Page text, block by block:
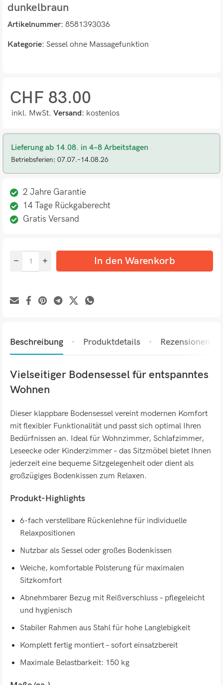
dunkelbraun
Artikelnummer: 8581393036
Kategorie: Sessel ohne Massagefunktion
CHF 83.00
inkl. MwSt. Versand: kostenlos
Lieferung ab 14.08. in 4–8 Arbeitstagen
Betriebsferien: 07.07.–14.08.26
2 Jahre Garantie
14 Tage Rückgaberecht
Gratis Versand
In den Warenkorb
Beschreibung Produktdetails Rezensionen (0)
Vielseitiger Bodensessel für entspanntes
Wohnen
Dieser klappbare Bodensessel vereint modernen Komfort
mit flexibler Funktionalität und passt sich optimal Ihren
Bedürfnissen an. Ideal für Wohnzimmer, Schlafzimmer,
Leseecke oder Kinderzimmer – das Sitzmöbel bietet Ihnen
jederzeit eine bequeme Sitzgelegenheit oder dient als
großzügiges Bodenkissen zum Relaxen.
Produkt-Highlights
6-fach verstellbare Rückenlehne für individuelle
Relaxpositionen
Nutzbar als Sessel oder großes Bodenkissen
Weiche, komfortable Polsterung für maximalen
Sitzkomfort
Abnehmbarer Bezug mit Reißverschluss – pflegeleicht
und hygienisch
Stabiler Rahmen aus Stahl für hohe Langlebigkeit
Komplett fertig montiert – sofort einsatzbereit
Maximale Belastbarkeit: 150 kg